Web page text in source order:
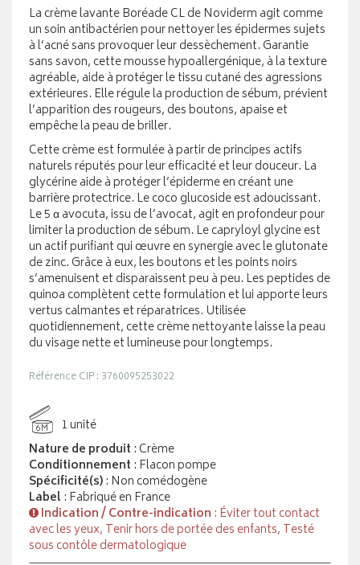
La crème lavante Boréade CL de Noviderm agit comme
un soin antibactérien pour nettoyer les épidermes sujets
à l’acné sans provoquer leur dessèchement. Garantie
sans savon, cette mousse hypoallergénique, à la texture
agréable, aide à protéger le tissu cutané des agressions
extérieures. Elle régule la production de sébum, prévient
l’apparition des rougeurs, des boutons, apaise et
empêche la peau de briller.
Cette crème est formulée à partir de principes actifs
naturels réputés pour leur efficacité et leur douceur. La
glycérine aide à protéger l’épiderme en créant une
barrière protectrice. Le coco glucoside est adoucissant.
Le 5 α avocuta, issu de l’avocat, agit en profondeur pour
limiter la production de sébum. Le capryloyl glycine est
un actif purifiant qui œuvre en synergie avec le glutonate
de zinc. Grâce à eux, les boutons et les points noirs
s’amenuisent et disparaissent peu à peu. Les peptides de
quinoa complètent cette formulation et lui apporte leurs
vertus calmantes et réparatrices. Utilisée
quotidiennement, cette crème nettoyante laisse la peau
du visage nette et lumineuse pour longtemps.
Référence CIP : 3760095253022
6M
1 unité
Nature de produit : Crème
Conditionnement : Flacon pompe
Spécificité(s): Non comédogène
Label: Fabriqué en France
Indication / Contre-indication : Éviter tout contact
avec les yeux, Tenir hors de portée des enfants, Testé
sous contôle dermatologique